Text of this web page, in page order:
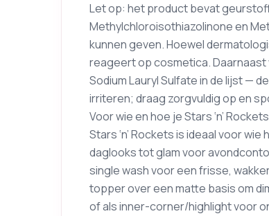
Let op: het product bevat
Methylchloroisothiazolinone en
kunnen geven. Hoewel
reageert op cosmetica. Daarnaast
Sodium Lauryl Sulfate in de lijst —
irriteren; draag zorgvuldig op en
Voor wie en hoe je Stars ‘n’
Stars ‘n’ Rockets is ideaal voor
daglooks tot glam voor
single wash voor een frisse,
topper over een matte basis om
of als inner-corner/highlight voor